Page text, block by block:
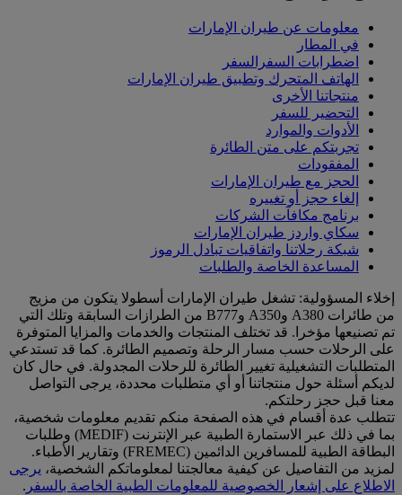
معلومات عن طيران الإمارات
في المطار
اضطرابات السفرالسفر
الهاتف المتحرك وتطبيق طيران الإمارات
منتجاتنا الأخرى
التحضير للسفر
الأدوات والموارد
تجربتكم على متن الطائرة
المفقودات
الحجز مع طيران الإمارات
إلغاء حجز أو تغييره
برنامج مكافآت الشركات
سكاي واردز طيران الإمارات
شبكة رحلاتنا واتفاقيات تبادل الرموز
المساعدة الخاصة والطلبات
إخلاء المسؤولية: تشغل طيران الإمارات أسطولا يتكون من مزيج
من طائرات A380 وA350 وB777 من الطرازات السابقة وتلك التي
تم تصنيعها مؤخرا. قد تختلف المنتجات والخدمات والمزايا المتوفرة
على الرحلات حسب مسار الرحلة وتصميم الطائرة. كما قد تستدعي
المتطلبات التشغيلية تغيير الطائرة للرحلات المجدولة. في حال كان
لديكم أسئلة حول منتجاتنا أو أي متطلبات محددة، يرجى التواصل
معنا قبل حجز رحلتكم.
تتطلب عدة أقسام في هذه الصفحة منكم تقديم معلومات شخصية،
بما في ذلك عبر الاستمارة الطبية عبر الإنترنت (MEDIF) وطلبات
البطاقة الطبية للمسافرين الدائمين (FREMEC) وتقارير الأطباء.
لمزيد من التفاصيل عن كيفية معالجتنا لمعلوماتكم الشخصية، يرجى
الاطلاع على إشعار الخصوصية للمعلومات الطبية الخاصة بالسفر .